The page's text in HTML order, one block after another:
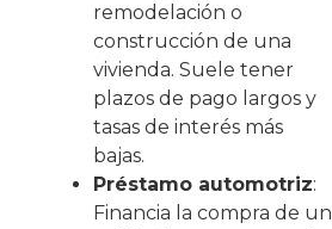
remodelación o
construcción de una
vivienda. Suele tener
plazos de pago largos y
tasas de interés más
bajas.
Préstamo automotriz:
Financia la compra de un